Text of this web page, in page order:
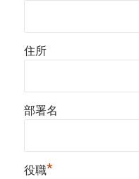
住所
部署名
役職*